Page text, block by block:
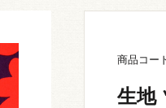
商品コー
生地